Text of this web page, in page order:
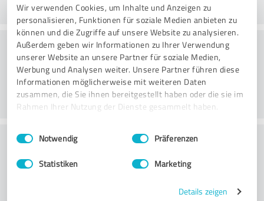
Wir verwenden Cookies, um Inhalte und Anzeigen zu
personalisieren, Funktionen für soziale Medien anbieten zu
können und die Zugriffe auf unsere Website zu analysieren.
Außerdem geben wir Informationen zu Ihrer Verwendung
unserer Website an unsere Partner für soziale Medien,
Werbung und Analysen weiter. Unsere Partner führen diese
Informationen möglicherweise mit weiteren Daten
zusammen, die Sie ihnen bereitgestellt haben oder die sie im
Rahmen Ihrer Nutzung der Dienste gesammelt haben.
Impressum Datenschutzbestimmungen
Einwilligungsauswahl
Notwendig Präferenzen
Statistiken Marketing
Details zeigen
Rådgivning
Kundservice